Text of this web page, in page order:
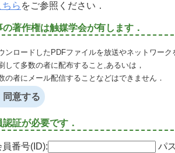
ちら をご参照ください．
の著作権は触媒学会が有します．
ンロードしたPDFファイルを放送やネットワー
して多数の者に配布すること,あるいは，
の者にメール配信することなどはできません．
同意する
認証が必要です．
員番号(ID): パ